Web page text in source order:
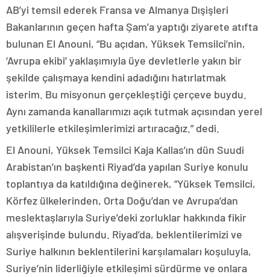
AB’yi temsil ederek Fransa ve Almanya Dışişleri
Bakanlarının geçen hafta Şam’a yaptığı ziyarete atıfta
bulunan El Anouni, “Bu açıdan, Yüksek Temsilci’nin,
‘Avrupa ekibi’ yaklaşımıyla üye devletlerle yakın bir
şekilde çalışmaya kendini adadığını hatırlatmak
isterim. Bu misyonun gerçekleştiği çerçeve buydu.
Aynı zamanda kanallarımızı açık tutmak açısından yerel
yetkililerle etkileşimlerimizi artıracağız.” dedi.
El Anouni, Yüksek Temsilci Kaja Kallas’ın dün Suudi
Arabistan’ın başkenti Riyad’da yapılan Suriye konulu
toplantıya da katıldığına değinerek, “Yüksek Temsilci,
Körfez ülkelerinden, Orta Doğu’dan ve Avrupa’dan
meslektaşlarıyla Suriye’deki zorluklar hakkında fikir
alışverişinde bulundu. Riyad’da, beklentilerimizi ve
Suriye halkının beklentilerini karşılamaları koşuluyla,
Suriye’nin liderliğiyle etkileşimi sürdürme ve onlara